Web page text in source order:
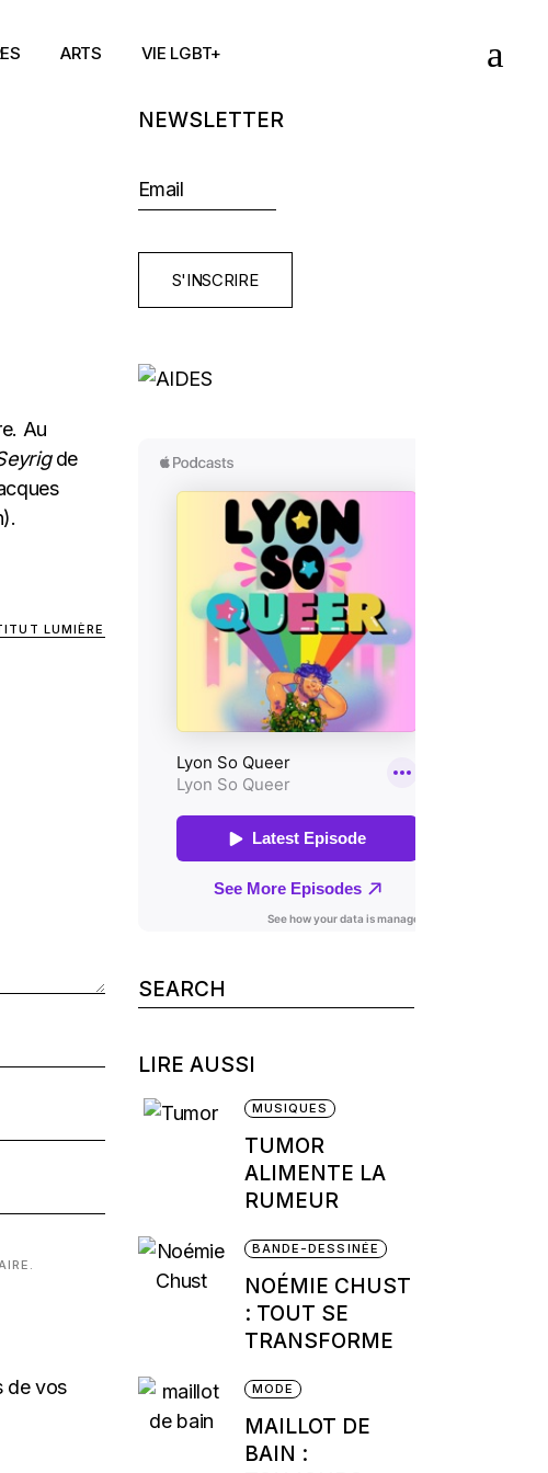
ARTS VIE LGBT+
Au
de
LUMIÈRE
de vos
NEWSLETTER
S'INSCRIRE
Search
for:
LIRE AUSSI
MUSIQUES
TUMOR
ALIMENTE LA
RUMEUR
BANDE-DESSINÉE
NOÉMIE CHUST
: TOUT SE
TRANSFORME
MODE
MAILLOT DE
BAIN :